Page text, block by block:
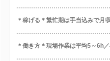
＊稼げる＊繁忙期は手当込みで月
＊働き方＊現場作業は平均5～6h